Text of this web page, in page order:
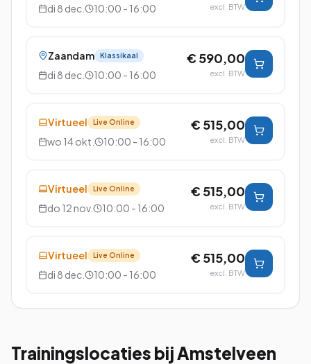
di 8 dec. 10:00 - 16:00 excl. BTW
Zaandam Klassikaal
di 8 dec. 10:00 - 16:00
€ 590,00
excl. BTW
Virtueel Live Online
wo 14 okt. 10:00 - 16:00
€ 515,00
excl. BTW
Virtueel Live Online
do 12 nov. 10:00 - 16:00
€ 515,00
excl. BTW
Virtueel Live Online
di 8 dec. 10:00 - 16:00
€ 515,00
excl. BTW
Trainingslocaties bijAmstelveen